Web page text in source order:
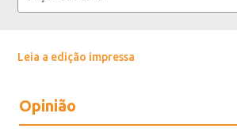
Leia a edição impressa
Opinião